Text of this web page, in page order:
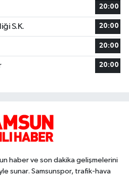
20:00
S.K. 20:00
20:00
20:00
haber ve son dakika gelişmelerini
sunar. Samsunspor, trafik-hava